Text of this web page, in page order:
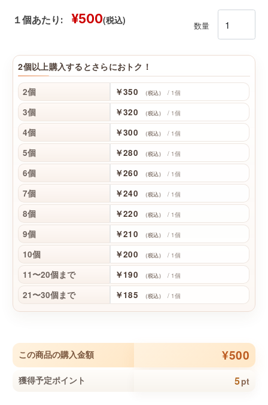
１個あたり: ¥500(税込)
数量
2個以上購入するとさらにおトク！
2個 ￥350 （税込） / 1個
3個 ￥320 （税込） / 1個
4個 ￥300 （税込） / 1個
5個 ￥280 （税込） / 1個
6個 ￥260 （税込） / 1個
7個 ￥240 （税込） / 1個
8個 ￥220 （税込） / 1個
9個 ￥210 （税込） / 1個
10個 ￥200 （税込） / 1個
11〜20個まで ￥190 （税込） / 1個
21〜30個まで ￥185 （税込） / 1個
この商品の購入金額 ¥500
獲得予定ポイント 5pt